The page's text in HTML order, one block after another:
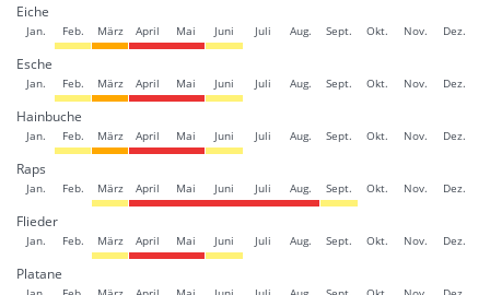
Eiche
Jan. Feb. März April Mai Juni Juli Aug. Sept. Okt. Nov. Dez.
Esche
Jan. Feb. März April Mai Juni Juli Aug. Sept. Okt. Nov. Dez.
Hainbuche
Jan. Feb. März April Mai Juni Juli Aug. Sept. Okt. Nov. Dez.
Raps
Jan. Feb. März April Mai Juni Juli Aug. Sept. Okt. Nov. Dez.
Flieder
Jan. Feb. März April Mai Juni Juli Aug. Sept. Okt. Nov. Dez.
Platane